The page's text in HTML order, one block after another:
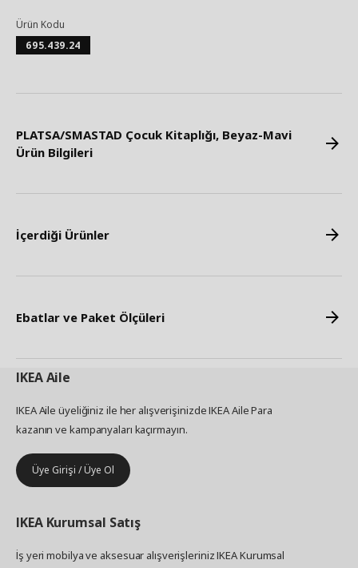
Ürün Kodu
695.439.24
PLATSA/SMASTAD Çocuk Kitaplığı, Beyaz-Mavi
Ürün Bilgileri
İçerdiği Ürünler
Ebatlar ve Paket Ölçüleri
IKEAAile
IKEA Aile üyeliğiniz ile her alışverişinizde IKEA Aile Para
kazanın ve kampanyaları kaçırmayın.
Üye Girişi / Üye Ol
IKEA Kurumsal Satış
İş yeri mobilya ve aksesuar alışverişleriniz IKEA Kurumsal